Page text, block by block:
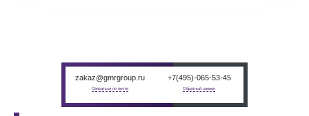
zakaz@gmrgroup.ru
Связаться по почте
+7(495)-065-53-45
Обратный звонок